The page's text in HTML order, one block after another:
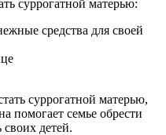
суррогатной матерью:
средства для своей
суррогатной матерью,
помогает семье обрести
своих детей.